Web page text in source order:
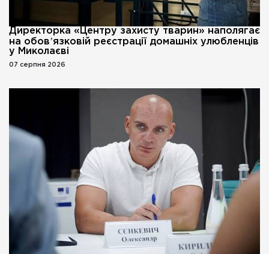
Директорка «Центру захисту тварин» наполягає
на обовʼязковій реєстрації домашніх улюбленців
у Миколаєві
07 серпня 2026